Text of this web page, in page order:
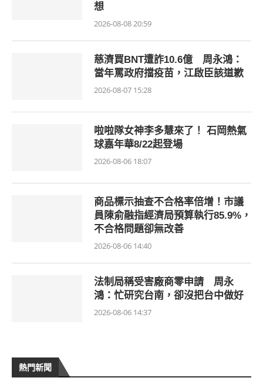
想
2026-08-08 20:59
慈濟買BNT遭詐10.6億 周永鴻：
當年罵政府擋疫苗，江啟臣該道歉
2026-08-07 15:28
啦啦隊女神李多慧來了！ 石岡熱氣
球嘉年華8/22起登場
2026-08-06 18:07
商品標示抽查不合格率倍增！市議
員陳俞融指經濟局預算執行85.9%，
不合格問題卻無改善
2026-08-06 14:40
法制局稱受害廠商零申請 周永
鴻：忙研究台南，卻沒把台中做好
2026-08-06 14:37
熱門新聞